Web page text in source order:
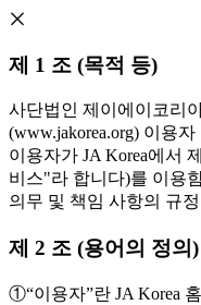
제 1 조 (목적 등)
사단법인 제이에이코리
(www.jakorea.org) 이용
이용자가 JA Korea에서
비스"라 합니다)를 이용
의무 및 책임 사항의 규
제 2 조 (용어의 정의)
①“이용자”란 JA Korea